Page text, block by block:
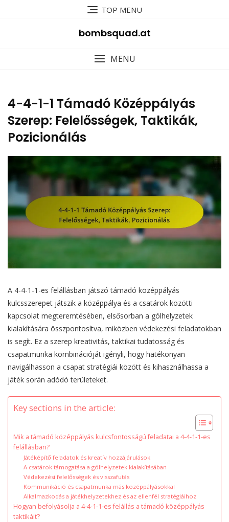
TOP MENU
bombsquad.at
MENU
4-4-1-1 Támadó Középpályás
Szerep: Felelősségek, Taktikák,
Pozicionálás
A 4-4-1-1-es felállásban játszó támadó középpályás
kulcsszerepet játszik a középpálya és a csatárok közötti
kapcsolat megteremtésében, elsősorban a gólhelyzetek
kialakítására összpontosítva, miközben védekezési feladatokban
is segít. Ez a szerep kreativitás, taktikai tudatosság és
csapatmunka kombinációját igényli, hogy hatékonyan
navigálhasson a csapat stratégiái között és kihasználhassa a
játék során adódó területeket.
Key sections in the article:
Mik a támadó középpályás kulcsfontosságú feladatai a 4-4-1-1-es
felállásban?
Játéképítő feladatok és kreatív hozzájárulások
A csatárok támogatása a gólhelyzetek kialakításában
Védekezési felelősségek és visszafutás
Kommunikáció és csapatmunka más középpályásokkal
Alkalmazkodás a játékhelyzetekhez és az ellenfél stratégiáihoz
Hogyan befolyásolja a 4-4-1-1-es felállás a támadó középpályás
taktikáit?